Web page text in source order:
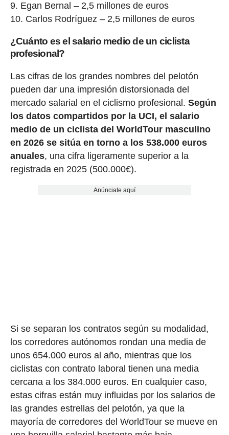
Egan Bernal – 2,5 millones de euros
Carlos Rodríguez – 2,5 millones de euros
¿Cuánto es el salario medio de un ciclista
profesional?
Las cifras de los grandes nombres del pelotón
pueden dar una impresión distorsionada del
mercado salarial en el ciclismo profesional. Según
los datos compartidos por la UCI, el salario
medio de un ciclista del WorldTour masculino
en 2026 se sitúa en torno a los 538.000 euros
anuales, una cifra ligeramente superior a la
registrada en 2025 (500.000€).
Anúnciate aquí
Si se separan los contratos según su modalidad,
los corredores autónomos rondan una media de
unos 654.000 euros al año, mientras que los
ciclistas con contrato laboral tienen una media
cercana a los 384.000 euros. En cualquier caso,
estas cifras están muy influidas por los salarios de
las grandes estrellas del pelotón, ya que la
mayoría de corredores del WorldTour se mueve en